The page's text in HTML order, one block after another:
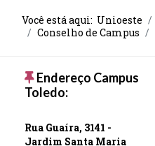
Você está aqui: Unioeste
Conselho de Campus
Endereço Campus
Toledo:
Rua Guaíra, 3141 -
Jardim Santa Maria